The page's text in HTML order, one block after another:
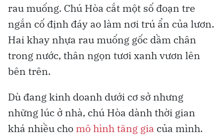
rau muống. Chú Hòa cắt một số đoạn tre
ngắn cố định đáy ao làm nơi trú ẩn của lươn.
Hai khay nhựa rau muống gốc dầm chân
trong nước, thân ngọn tươi xanh vươn lên
bên trên.
Dù đang kinh doanh dưới cơ sở nhưng
những lúc ở nhà, chú Hòa dành thời gian
khá nhiều cho mô hình tăng gia của mình.